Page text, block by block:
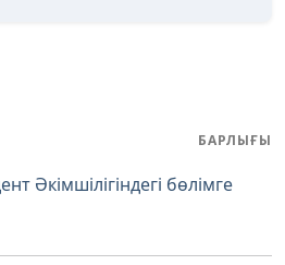
БАРЛЫҒЫ
Әкімшілігіндегі бөлімге